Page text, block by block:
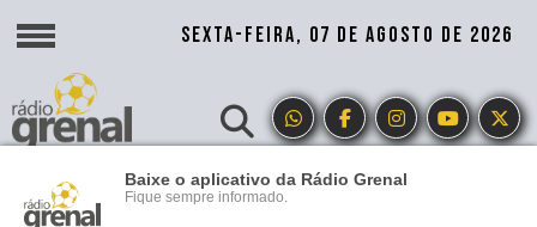
Baixe o aplicativo da Rádio Grenal
Fique sempre informado.
SEXTA-FEIRA, 07 DE AGOSTO DE 2026